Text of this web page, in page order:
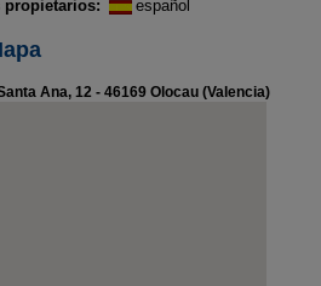
español
Ana, 12 - 46169 Olocau (Valencia)